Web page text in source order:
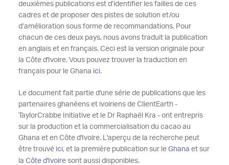
deuxièmes publications est d’identifier les failles de ces
cadres et de proposer des pistes de solution et/ou
d’amélioration sous forme de recommandations. Pour
chacun de ces deux pays, nous avons traduit la publication
en anglais et en français. Ceci est la version originale pour
la Côte d'Ivoire. Vous pouvez trouver la traduction en
français pour le Ghana ici.
Le document fait partie d'une série de publications que les
partenaires ghanéens et ivoiriens de ClientEarth -
TaylorCrabbe Initiative et le Dr Raphaël Kra - ont entrepris
sur la production et la commercialisation du cacao au
Ghana et en Côte d'Ivoire. L'aperçu de la recherche peut
être trouvé ici, et la première publication sur le Ghana et sur
la Côte d'Ivoiresont aussi disponibles.